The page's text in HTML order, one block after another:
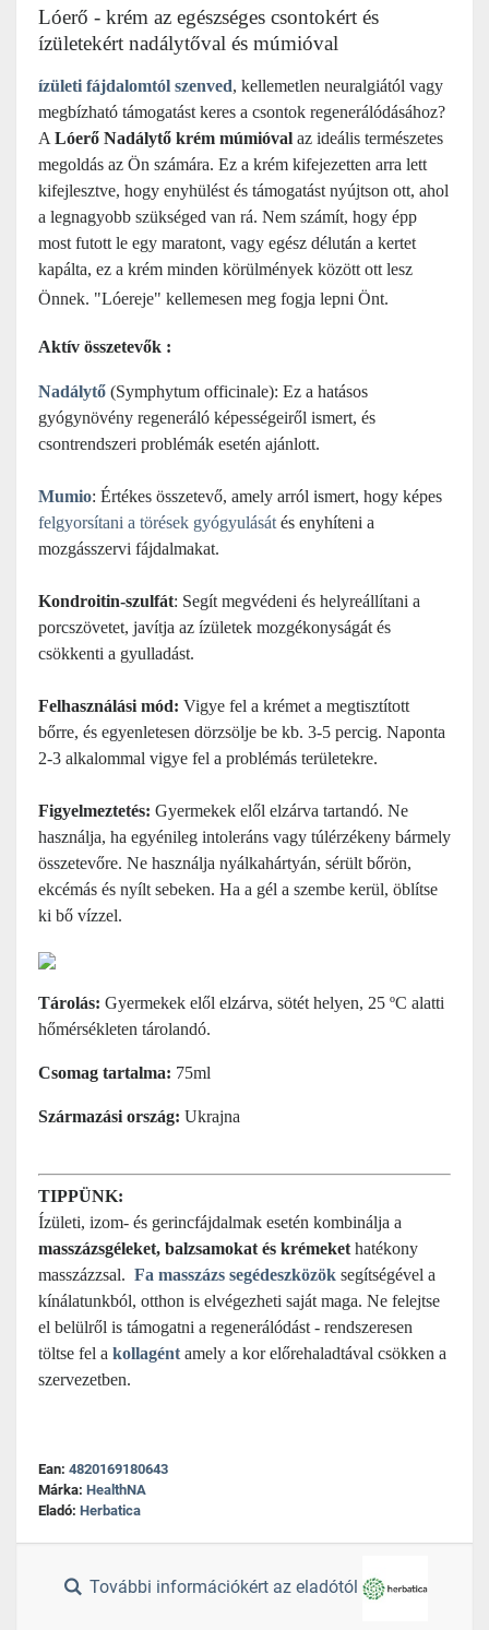
Lóerő - krém az egészséges csontokért és
ízületekért nadálytőval és múmióval
ízületi fájdalomtól szenved, kellemetlen neuralgiától vagy
megbízható támogatást keres a csontok regenerálódásához?
A Lóerő Nadálytő krém múmióval az ideális természetes
megoldás az Ön számára. Ez a krém kifejezetten arra lett
kifejlesztve, hogy enyhülést és támogatást nyújtson ott, ahol
a legnagyobb szükséged van rá. Nem számít, hogy épp
most futott le egy maratont, vagy egész délután a kertet
kapálta, ez a krém minden körülmények között ott lesz
Önnek. "Lóereje" kellemesen meg fogja lepni Önt.
Aktív összetevők :
Nadálytő (Symphytum officinale): Ez a hatásos
gyógynövény regeneráló képességeiről ismert, és
csontrendszeri problémák esetén ajánlott.
Mumio: Értékes összetevő, amely arról ismert, hogy képes
felgyorsítani a törések gyógyulását és enyhíteni a
mozgásszervi fájdalmakat.
Kondroitin-szulfát: Segít megvédeni és helyreállítani a
porcszövetet, javítja az ízületek mozgékonyságát és
csökkenti a gyulladást.
Felhasználási mód: Vigye fel a krémet a megtisztított
bőrre, és egyenletesen dörzsölje be kb. 3-5 percig. Naponta
2-3 alkalommal vigye fel a problémás területekre.
Figyelmeztetés: Gyermekek elől elzárva tartandó. Ne
használja, ha egyénileg intoleráns vagy túlérzékeny bármely
összetevőre. Ne használja nyálkahártyán, sérült bőrön,
ekcémás és nyílt sebeken. Ha a gél a szembe kerül, öblítse
ki bő vízzel.
Tárolás: Gyermekek elől elzárva, sötét helyen, 25 ºC alatti
hőmérsékleten tárolandó.
Csomag tartalma: 75ml
Származási ország: Ukrajna
TIPPÜNK:
Ízületi, izom- és gerincfájdalmak esetén kombinálja a
masszázsgéleket, balzsamokat és krémeket hatékony
masszázzsal. Fa masszázs segédeszközök segítségével a
kínálatunkból, otthon is elvégezheti saját maga. Ne felejtse
el belülről is támogatni a regenerálódást - rendszeresen
töltse fel a kollagént amely a kor előrehaladtával csökken a
szervezetben.
Ean: 4820169180643
Márka: HealthNA
Eladó: Herbatica
További információkért az eladótól